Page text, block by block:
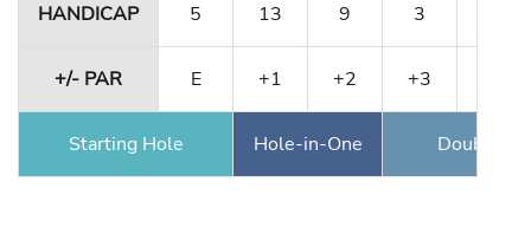
HANDICAP 5 13 9 3
+/- PAR E +1 +2 +3
Starting Hole Hole-in-One Double